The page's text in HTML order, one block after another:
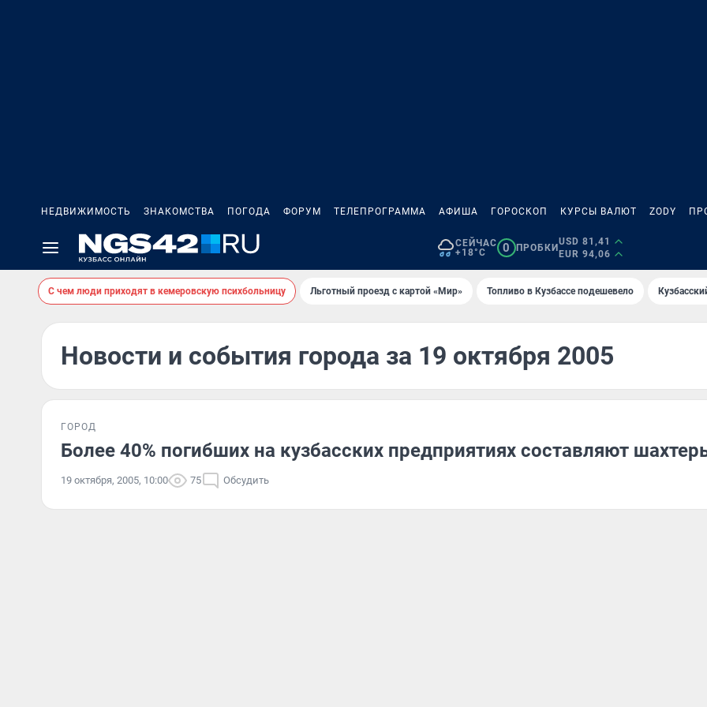
НЕДВИЖИМОСТЬ ЗНАКОМСТВА ПОГОДА ФОРУМ ТЕЛЕПРОГРАММА АФИША ГОРОСКОП КУРСЫ ВАЛЮТ ZODY
СЕЙЧАС
+18°C
0 ПРОБКИ
USD 81,41
EUR 94,06
С чем люди приходят в кемеровскую психбольницу Льготный проезд с картой «Мир» Топливо в Кузбассе подешевело
Новости и события города за 19 октября 2005
ГОРОД
Более 40% погибших на кузбасских предприятиях составляют
19 октября, 2005, 10:00 75 Обсудить